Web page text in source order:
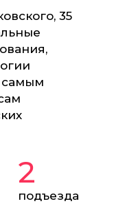
35
самым
2
подъезда